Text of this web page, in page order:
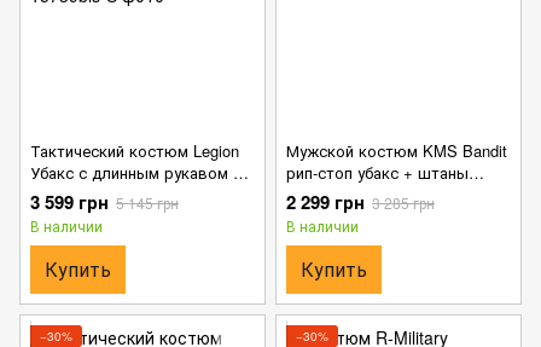
Тактический костюм Legion
Убакс с длинным рукавом +
Брюки мультикам размер S
3 599 грн 5 145 грн
В наличии
Купить
Мужской костюм KMS Bandit
рип-стоп убакс + штаны
пиксель размер S
2 299 грн 3 285 грн
В наличии
Купить
−30%
−30%